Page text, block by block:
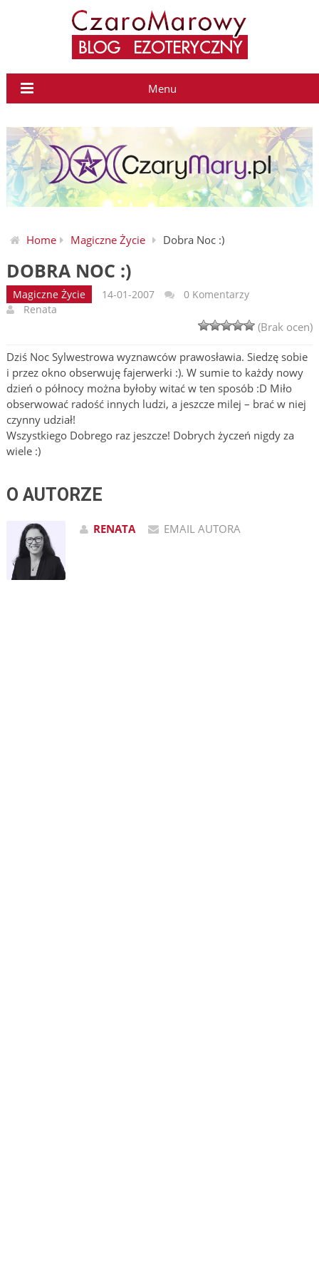
Menu
Home Magiczne Życie Dobra Noc :)
DOBRA NOC :)
Magiczne Życie 14-01-2007
0 Komentarzy
Renata
(Brak ocen)
Dziś Noc Sylwestrowa wyznawców prawosławia. Siedzę sobie
i przez okno obserwuję fajerwerki :). W sumie to każdy nowy
dzień o północy można byłoby witać w ten sposób :D Miło
obserwować radość innych ludzi, a jeszcze milej – brać w niej
czynny udział!
Wszystkiego Dobrego raz jeszcze! Dobrych życzeń nigdy za
wiele :)
O AUTORZE
RENATA EMAIL AUTORA